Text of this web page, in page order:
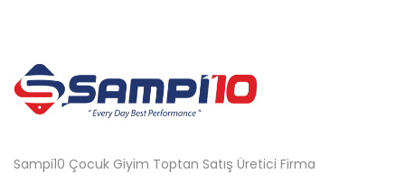
Sampi10 Çocuk Giyim Toptan Satış Üretici Firma